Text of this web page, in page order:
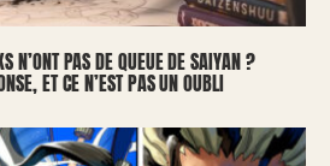
N’ONT PAS DE QUEUE DE SAIYAN ?
ET CE N’EST PAS UN OUBLI